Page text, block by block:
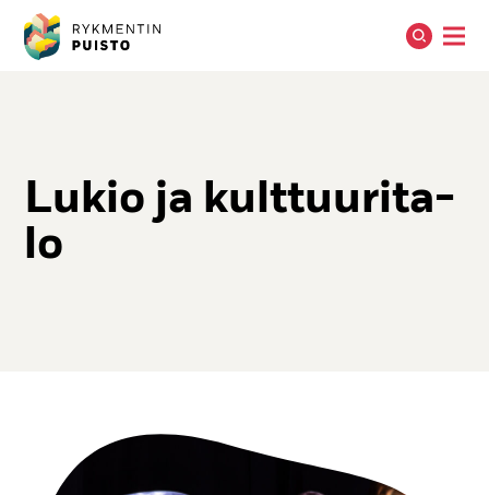
Lu­kio ja kult­tuu­ri­ta­
lo